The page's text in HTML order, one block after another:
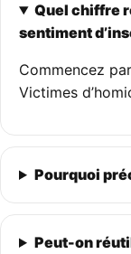
Quel chiffre
sentiment
Commencez
Victimes
Pourquoi
Peut-on